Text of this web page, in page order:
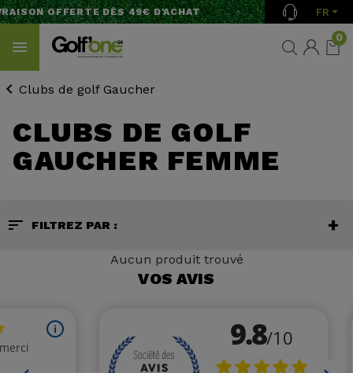
OFFERTE DÈS 49€ D'ACHAT FR
0
Clubs de golf Gaucher
CLUBS DE GOLF
GAUCHER FEMME
sort FILTREZ PAR :
Aucun produit trouvé
VOS AVIS